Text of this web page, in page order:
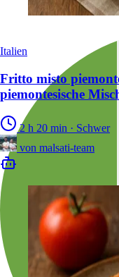
Italien
Fritto misto
piemontesische
2 h 20 min · Schwer
von malsati-team